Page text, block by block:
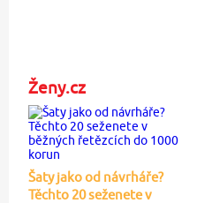
Ženy.cz
Šaty jako od návrháře?
Těchto 20 seženete v